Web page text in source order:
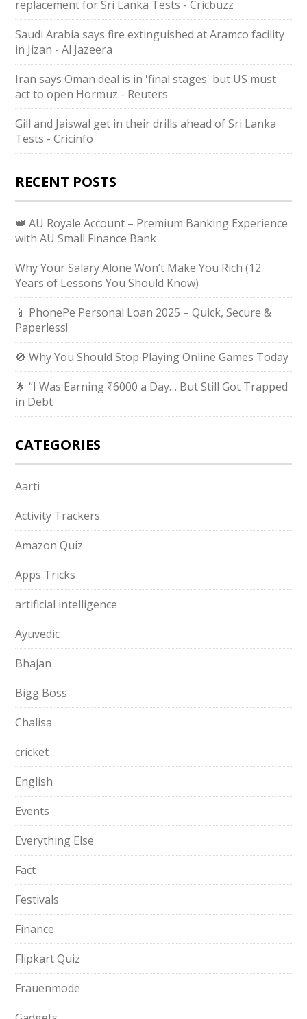
replacement for Sri Lanka Tests - Cricbuzz
Saudi Arabia says fire extinguished at Aramco facility
in Jizan - Al Jazeera
Iran says Oman deal is in 'final stages' but US must
act to open Hormuz - Reuters
Gill and Jaiswal get in their drills ahead of Sri Lanka
Tests - Cricinfo
RECENT POSTS
👑 AU Royale Account – Premium Banking Experience
with AU Small Finance Bank
Why Your Salary Alone Won’t Make You Rich (12
Years of Lessons You Should Know)
📱 PhonePe Personal Loan 2025 – Quick, Secure &
Paperless!
🚫 Why You Should Stop Playing Online Games Today
🌟 “I Was Earning ₹6000 a Day… But Still Got Trapped
in Debt
CATEGORIES
Aarti
Activity Trackers
Amazon Quiz
Apps Tricks
artificial intelligence
Ayuvedic
Bhajan
Bigg Boss
Chalisa
cricket
English
Events
Everything Else
Fact
Festivals
Finance
Flipkart Quiz
Frauenmode